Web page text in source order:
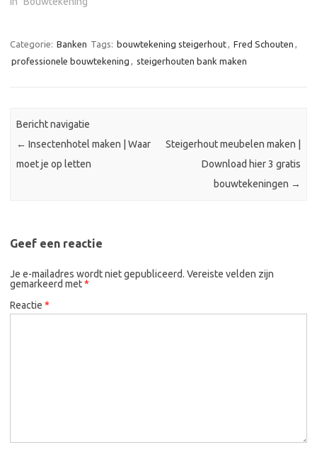
Categorie: Banken Tags: bouwtekening steigerhout, Fred Schouten ,
professionele bouwtekening , steigerhouten bank maken
Bericht navigatie
← Insectenhotel maken | Waar
moet je op letten
Steigerhout meubelen maken |
Download hier 3 gratis
bouwtekeningen →
Geef een reactie
Je e-mailadres wordt niet gepubliceerd. Vereiste velden zijn
gemarkeerd met*
Reactie *